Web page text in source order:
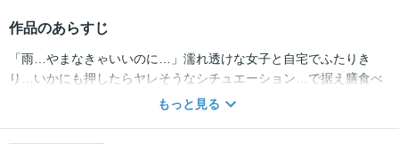
作品のあらすじ
「雨…やまなきゃいいのに…」濡れ透けな女子と自宅でふたりき
り…いかにも押したらヤレそうなシチュエーション…で据え膳食べ
損ねた学生時代の俺。それから数年、社会人になってもいまだ彼女
もっと見る